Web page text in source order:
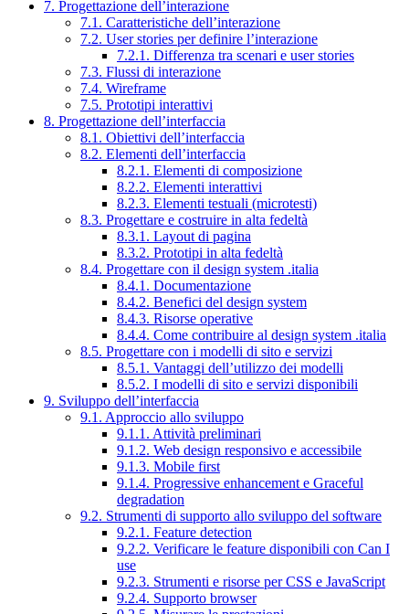
7. Progettazione dell’interazione
7.1. Caratteristiche dell’interazione
7.2. User stories per definire l’interazione
7.2.1. Differenza tra scenari e user stories
7.3. Flussi di interazione
7.4. Wireframe
7.5. Prototipi interattivi
8. Progettazione dell’interfaccia
8.1. Obiettivi dell’interfaccia
8.2. Elementi dell’interfaccia
8.2.1. Elementi di composizione
8.2.2. Elementi interattivi
8.2.3. Elementi testuali (microtesti)
8.3. Progettare e costruire in alta fedeltà
8.3.1. Layout di pagina
8.3.2. Prototipi in alta fedeltà
8.4. Progettare con il design system .italia
8.4.1. Documentazione
8.4.2. Benefici del design system
8.4.3. Risorse operative
8.4.4. Come contribuire al design system .italia
8.5. Progettare con i modelli di sito e servizi
8.5.1. Vantaggi dell’utilizzo dei modelli
8.5.2. I modelli di sito e servizi disponibili
9. Sviluppo dell’interfaccia
9.1. Approccio allo sviluppo
9.1.1. Attività preliminari
9.1.2. Web design responsivo e accessibile
9.1.3. Mobile first
9.1.4. Progressive enhancement e Graceful
degradation
9.2. Strumenti di supporto allo sviluppo del software
9.2.1. Feature detection
9.2.2. Verificare le feature disponibili con Can I
use
9.2.3. Strumenti e risorse per CSS e JavaScript
9.2.4. Supporto browser